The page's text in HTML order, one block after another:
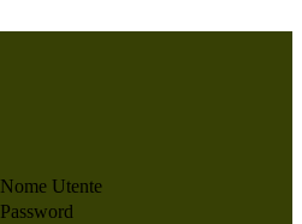
Nome Utente
Password